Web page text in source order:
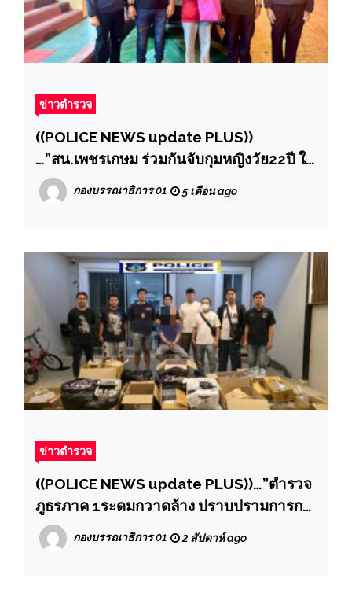
ข่าวตำรวจ
((POLICE NEWS update PLUS))
…”สน.เพชรเกษม ร่วมกันจับกุมหญิงวัย22ปี ใน
ข้อหา”ร่วมกันฉ้อโกงประชาชน และ
พรบ.คอมพิวเตอร์ ”
กองบรรณาธิการ 01 5 เดือน ago
ข่าวตำรวจ
((POLICE NEWS update PLUS))…”ตำรวจ
ภูธรภาค 1ระดมกวาดล้าง ปราบปรามการก
ระทําความผิดเกี่ยวกับ บุหรี่ไฟฟ้าและ
ผลิตภัณฑ์ยาสูบระดมกวาดล้าง ปราบปราม
กองบรรณาธิการ 01 2 สัปดาห์ ago